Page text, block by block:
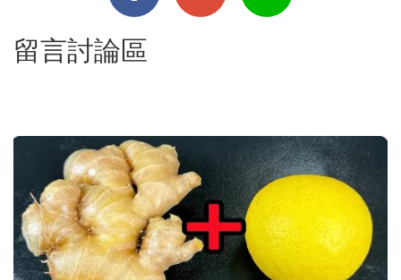
留言討論區